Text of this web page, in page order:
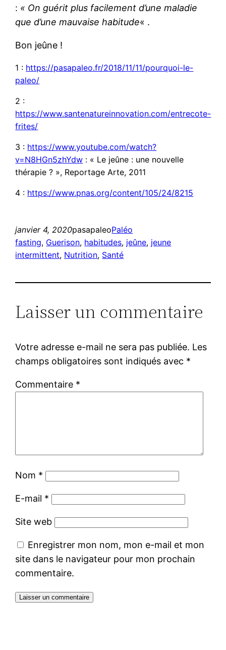
: « On guérit plus facilement d’une maladie
que d’une mauvaise habitude« .
Bon jeûne !
1 : https://pasapaleo.fr/2018/11/11/pourquoi-le-
paleo/
2 :
https://www.santenatureinnovation.com/entrecote-
frites/
3 : https://www.youtube.com/watch?
v=N8HGn5zhYdw : « Le jeûne : une nouvelle
thérapie ? », Reportage Arte, 2011
4 : https://www.pnas.org/content/105/24/8215
janvier 4, 2020pasapaleoPaléo
fasting, Guerison, habitudes, jeûne, jeune
intermittent, Nutrition, Santé
Laisser un commentaire
Votre adresse e-mail ne sera pas publiée. Les
champs obligatoires sont indiqués avec *
Commentaire *
Nom *
E-mail *
Site web
Enregistrer mon nom, mon e-mail et mon
site dans le navigateur pour mon prochain
commentaire.